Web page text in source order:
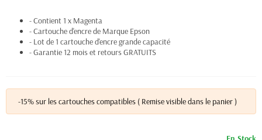
- Contient 1 x Magenta
- Cartouche d'encre de Marque Epson
- Lot de 1 cartouche d'encre grande capacité
- Garantie 12 mois et retours GRATUITS
-15% sur les cartouches compatibles ( Remise visible dans le panier )